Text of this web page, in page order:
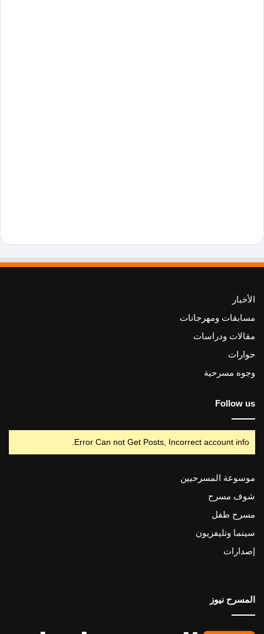
الأخبار
مسابقات ومهرجانات
مقالات ودراسات
حوارات
وجوه مسرحية
Follow us
Error Can not Get Posts, Incorrect account info.
موسوعة المسرحيين
شوف مسرح
مسرح طفل
سينما وتليفزيون
إصدارات
المسرح نيوز